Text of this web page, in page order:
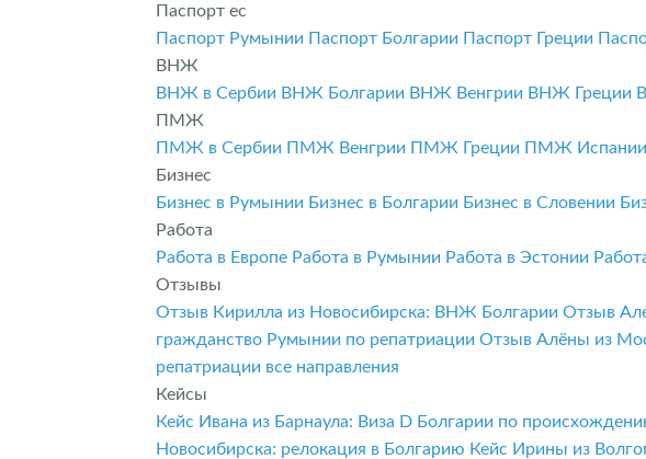
Паспорт ес
Паспорт Румынии Паспорт Болгарии Паспорт Греции
ВНЖ
ВНЖ в Сербии ВНЖ Болгарии ВНЖ Венгрии ВНЖ Греции
ПМЖ
ПМЖ в Сербии ПМЖ Венгрии ПМЖ Греции ПМЖ Испании
Бизнес
Бизнес в Румынии Бизнес в Болгарии Бизнес в Словении
Работа
Работа в Европе Работа в Румынии Работа в Эстонии
Отзывы
Отзыв Кирилла из Новосибирска: ВНЖ Болгарии Отзыв
гражданство Румынии по репатриации Отзыв Алёны из
репатриации все направления
Кейсы
Кейс Ивана из Барнаула: Виза D Болгарии по
Новосибирска: релокация в Болгарию Кейс Ирины из